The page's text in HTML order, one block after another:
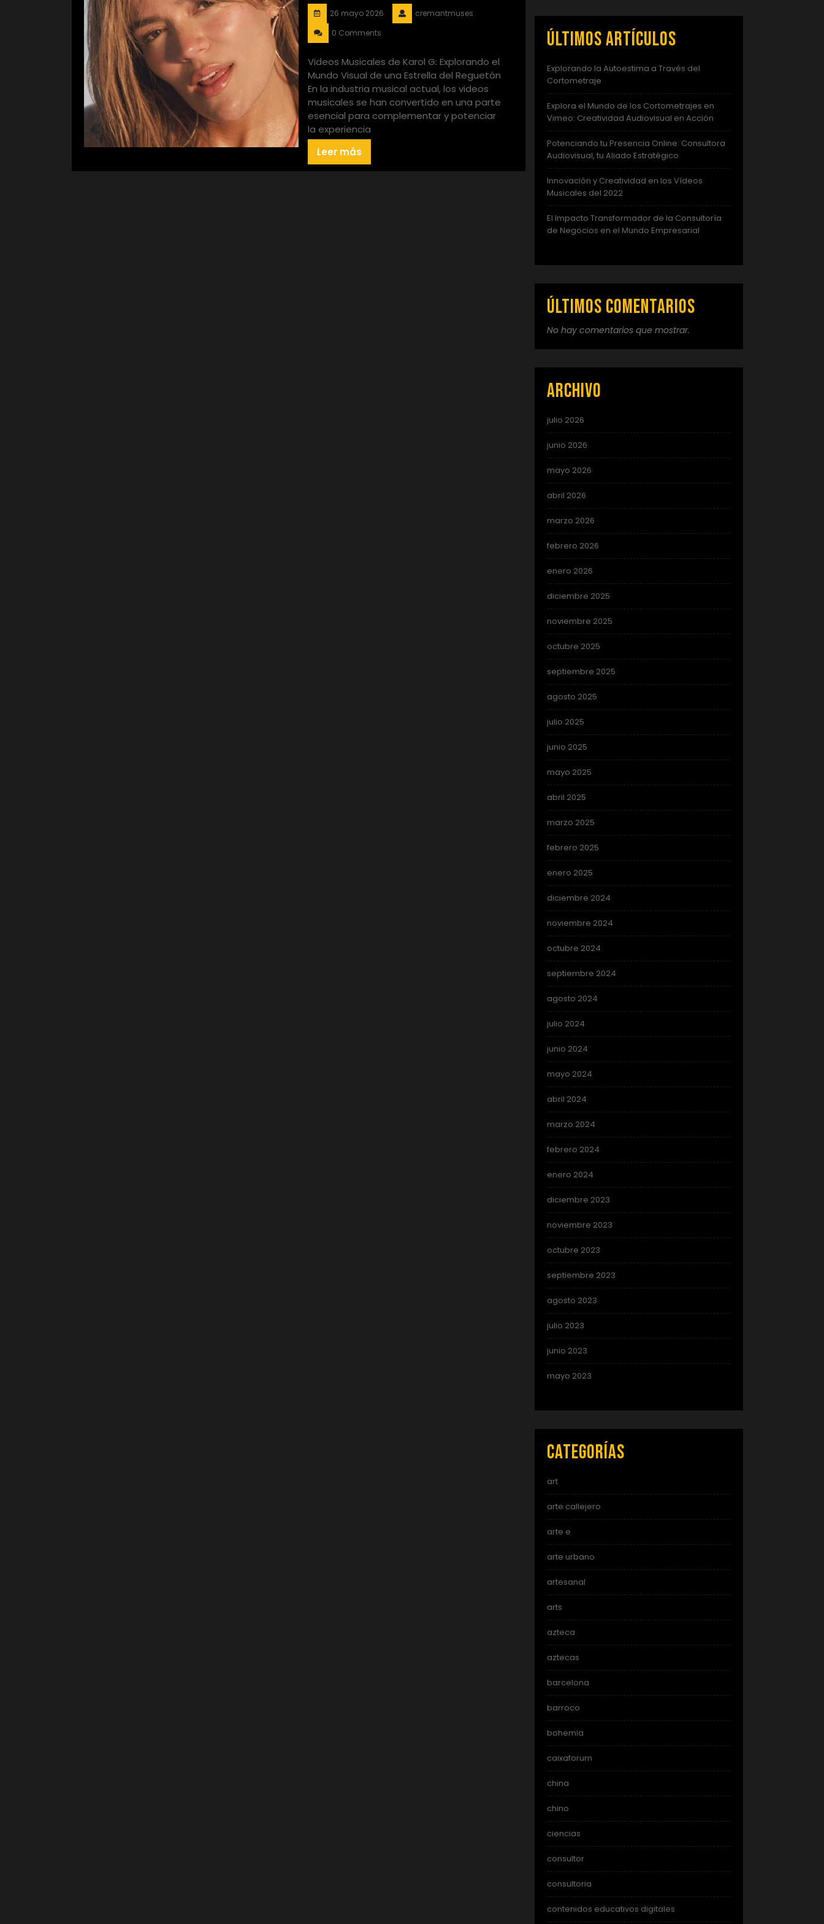
26 mayo 2026
cremantmuses
0 Comments
Videos Musicales de Karol G: Explorando el
Mundo Visual de una Estrella del Reguetón
En la industria musical actual, los videos
musicales se han convertido en una parte
esencial para complementar y potenciar
la experiencia
Leer más
Últimos artículos
Explorando la Autoestima a Través del
Cortometraje
Explora el Mundo de los Cortometrajes en
Vimeo: Creatividad Audiovisual en Acción
Potenciando tu Presencia Online: Consultora
Audiovisual, tu Aliado Estratégico
Innovación y Creatividad en los Vídeos
Musicales del 2022
El Impacto Transformador de la Consultoría
de Negocios en el Mundo Empresarial
Últimos comentarios
No hay comentarios que mostrar.
Archivo
julio 2026
junio 2026
mayo 2026
abril 2026
marzo 2026
febrero 2026
enero 2026
diciembre 2025
noviembre 2025
octubre 2025
septiembre 2025
agosto 2025
julio 2025
junio 2025
mayo 2025
abril 2025
marzo 2025
febrero 2025
enero 2025
diciembre 2024
noviembre 2024
octubre 2024
septiembre 2024
agosto 2024
julio 2024
junio 2024
mayo 2024
abril 2024
marzo 2024
febrero 2024
enero 2024
diciembre 2023
noviembre 2023
octubre 2023
septiembre 2023
agosto 2023
julio 2023
junio 2023
mayo 2023
Categorías
art
arte callejero
arte e
arte urbano
artesanal
arts
azteca
aztecas
barcelona
barroco
bohemia
caixaforum
china
chino
ciencias
consultor
consultoria
contenidos educativos digitales